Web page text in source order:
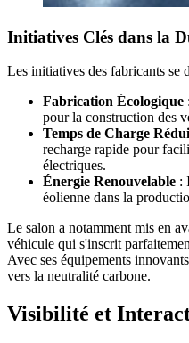
Initiatives Clés dans la
Les initiatives des fabricants se
Fabrication Écologique
pour la construction des
Temps de Charge
recharge rapide pour
électriques.
Énergie Renouvelable :
éolienne dans la
Le salon a notamment mis en
véhicule qui s'inscrit
Avec ses équipements
vers la neutralité carbone.
Visibilité et